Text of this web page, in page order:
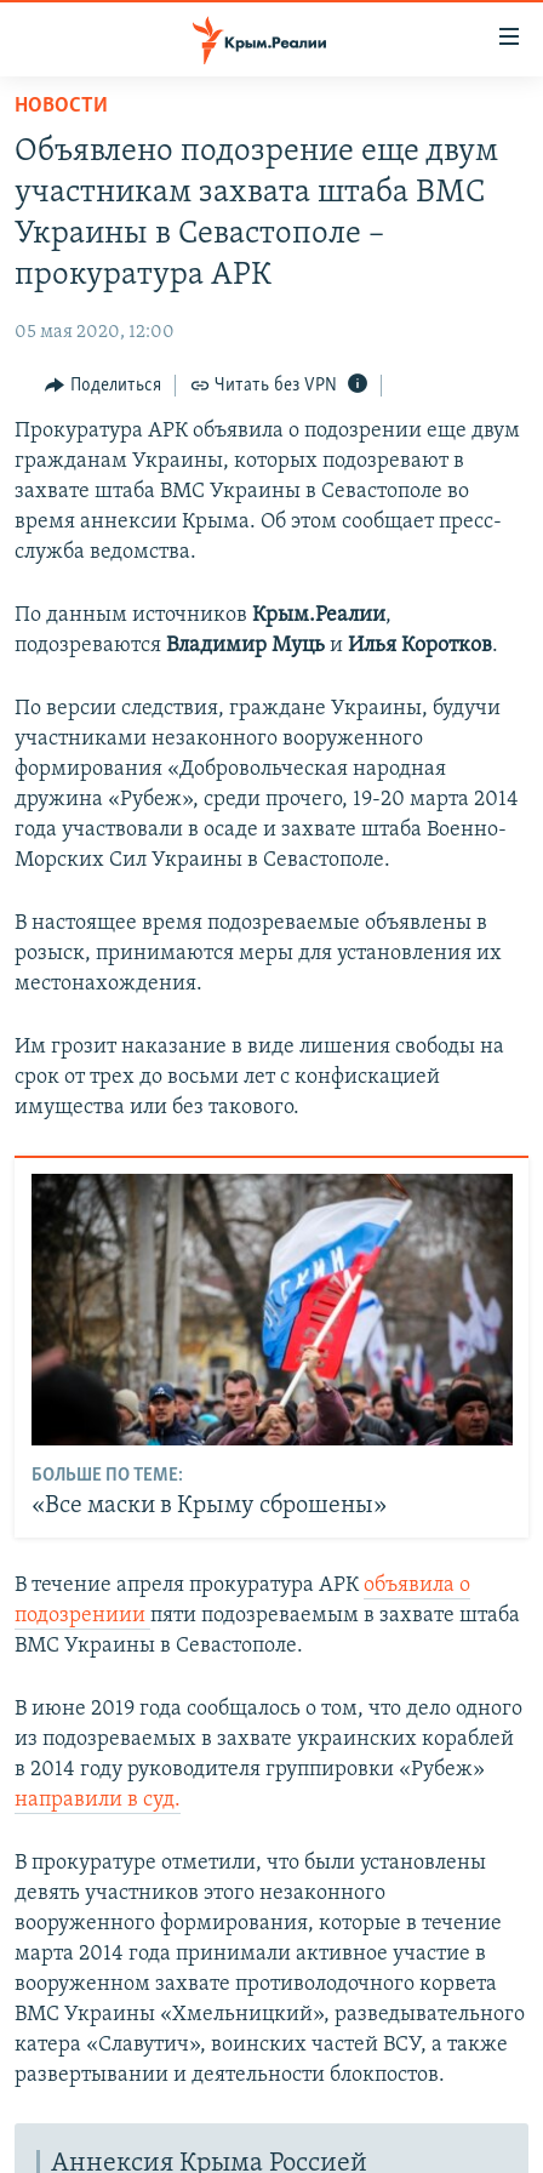
Вернуться
основному
содержанию
Вернутся
главной
Вернутся
поиску
НОВОСТИ
КАРТА ВОЕННЫХ ОБЪЕКТОВ КРЫМА
ВОДА
ИНФОГРАФИКА
ТЕЛЕПРОЕКТ КРЫМ.РЕАЛИИ
СОВЕТЫ ПРАВОЗАЩИТНИКОВ
ПРОПАВШИЕ БЕЗ ВЕСТИ
ПОБЕДИТЕЛЕЙ НЕ СУДЯТ?
КРЫМ.НЕПОКОРЕННЫЙ
ELIFBE
РАДІО СВОБОДА
КАК ОБОЙТИ БЛОКИРОВКУ
Українською
Qırımtatar
ПРИСОЕДИНЯЙТЕСЬ!
Все сайты RFE/RL
НОВОСТИ
Объявлено подозрение еще двум
участникам захвата штаба ВМС
Украины в Севастополе –
прокуратура АРК
05 мая 2020, 12:00
Поделиться Читать без VPN
Прокуратура АРК объявила о подозрении еще двум
гражданам Украины, которых подозревают в
захвате штаба ВМС Украины в Севастополе во
время аннексии Крыма. Об этом сообщает пресс-
служба ведомства.
По данным источников Крым.Реалии,
подозреваются Владимир Муць и Илья Коротков.
По версии следствия, граждане Украины, будучи
участниками незаконного вооруженного
формирования «Добровольческая народная
дружина «Рубеж», среди прочего, 19-20 марта 2014
года участвовали в осаде и захвате штаба Военно-
Морских Сил Украины в Севастополе.
В настоящее время подозреваемые объявлены в
розыск, принимаются меры для установления их
местонахождения.
Им грозит наказание в виде лишения свободы на
срок от трех до восьми лет с конфискацией
имущества или без такового.
БОЛЬШЕ ПО ТЕМЕ:
«Все маски в Крыму сброшены»
В течение апреля прокуратура АРКобъявила о
подозрениии пяти подозреваемым в захвате штаба
ВМС Украины в Севастополе.
В июне 2019 года сообщалось о том, что дело одного
из подозреваемых в захвате украинских кораблей
в 2014 году руководителя группировки «Рубеж»
направили в суд.
В прокуратуре отметили, что были установлены
девять участников этого незаконного
вооруженного формирования, которые в течение
марта 2014 года принимали активное участие в
вооруженном захвате противолодочного корвета
ВМС Украины «Хмельницкий», разведывательного
катера «Славутич», воинских частей ВСУ, а также
развертывании и деятельности блокпостов.
Аннексия Крыма Россией